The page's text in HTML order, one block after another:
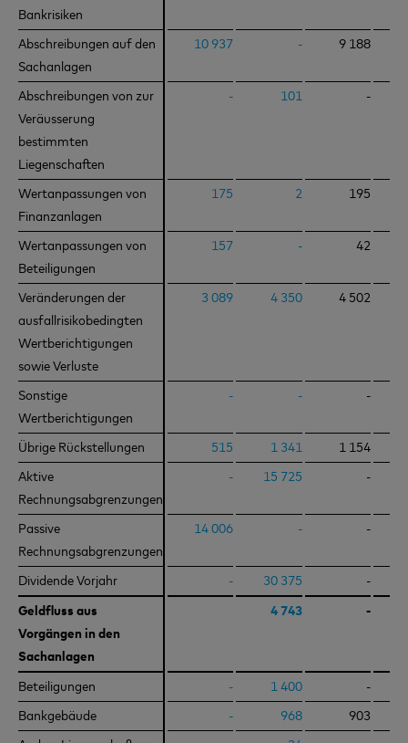
Bankrisiken
Abschreibungen auf den
Sachanlagen
10 937 - 9 188
Abschreibungen von zur
Veräusserung
bestimmten
Liegenschaften
- 101 -
Wertanpassungen von
Finanzanlagen
175 2 195
Wertanpassungen von
Beteiligungen
157 - 42
Veränderungen der
ausfallrisikobedingten
Wertberichtigungen
sowie Verluste
3 089 4 350 4 502
Sonstige
Wertberichtigungen
- - -
Übrige Rückstellungen 515 1 341 1 154
Aktive
Rechnungsabgrenzungen
- 15 725 -
Passive
Rechnungsabgrenzungen
14 006 - -
Dividende Vorjahr - 30 375 -
Geldfluss aus
Vorgängen in den
Sachanlagen
4 743 -
Beteiligungen - 1 400 -
Bankgebäude - 968 903
Bankrisiken
Abschreibungen auf den
Sachanlagen
Abschreibungen von zur
Veräusserung
bestimmten
Liegenschaften
Wertanpassungen von
Finanzanlagen
Wertanpassungen von
Beteiligungen
Veränderungen der
ausfallrisikobedingten
Wertberichtigungen
sowie Verluste
Sonstige
Wertberichtigungen
Übrige Rückstellungen
Aktive
Rechnungsabgrenzungen
Passive
Rechnungsabgrenzungen
Dividende Vorjahr
Geldfluss aus
Vorgängen in den
Sachanlagen
Beteiligungen
Bankgebäude